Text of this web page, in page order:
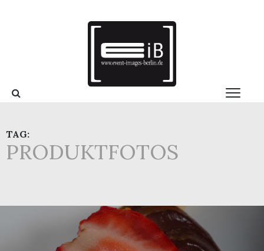
TAG:
PRODUKTFOTOS